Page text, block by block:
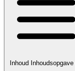
Inhoud Inhoudsopgave